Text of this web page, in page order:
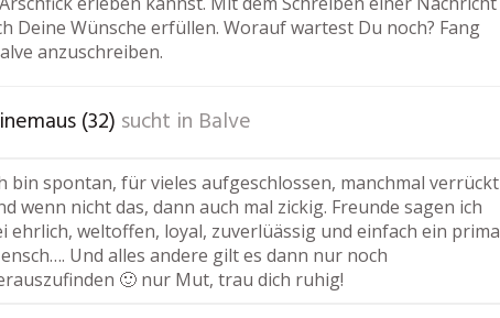
Deine Wünsche erfüllen. Worauf wartest Du noch? Fang
anzuschreiben.
(32) sucht in Balve
bin spontan, für vieles aufgeschlossen, manchmal verrückt
wenn nicht das, dann auch mal zickig. Freunde sagen ich
ehrlich, weltoffen, loyal, zuverlüässig und einfach ein prima
Und alles andere gilt es dann nur noch
🙂 nur Mut, trau dich ruhig!